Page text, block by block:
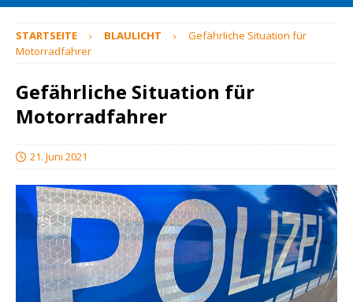
STARTSEITE BLAULICHT
Gefährliche Situation für
Motorradfahrer
Gefährliche Situation für
Motorradfahrer
21. Juni 2021